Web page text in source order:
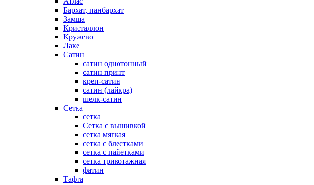
Бархат, панбархат
Замша
Кристаллон
Кружево
Лаке
Сатин
сатин однотонный
сатин принт
креп-сатин
сатин (лайкра)
шелк-сатин
Сетка
сетка
Сетка с вышивкой
сетка мягкая
сетка с блестками
сетка с пайетками
сетка трикотажная
фатин
Тафта